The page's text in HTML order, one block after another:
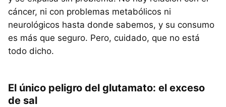
cáncer, ni con problemas metabólicos ni
neurológicos hasta donde sabemos, y su consumo
es más que seguro. Pero, cuidado, que no está
todo dicho.
El único peligro del glutamato: el exceso
de sal